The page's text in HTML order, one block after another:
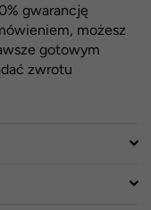
gwarancję
możesz
gotowym
zwrotu